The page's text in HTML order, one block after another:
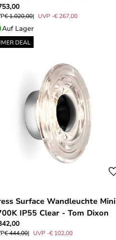
€ 1.020,00 UVP -€ 267,00
Auf Lager
DEAL
Surface Wandleuchte Mini
IP55 Clear - Tom Dixon
€ 444,00 UVP -€ 102,00